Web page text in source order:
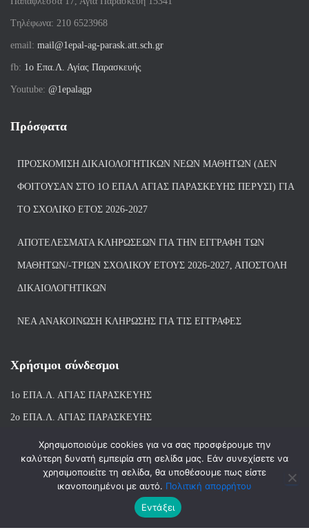
Tηλέφωνα: 210 6523968
email: mail@1epal-ag-parask.att.sch.gr
fb: 1ο Επα.Λ. Αγίας Παρασκευής
Youtube: @1epalagp
Πρόσφατα
ΠΡΟΣΚΌΜΙΣΗ ΔΙΚΑΙΟΛΟΓΗΤΙΚΏΝ ΝΈΩΝ ΜΑΘΗΤΏΝ (ΔΕΝ
ΦΟΙΤΟΎΣΑΝ ΣΤΟ 1Ο ΕΠΑΛ ΑΓΙΑΣ ΠΑΡΑΣΚΕΥΗΣ ΠΈΡΥΣΙ) ΓΙΑ
ΤΟ ΣΧΟΛΙΚΌ ΈΤΟΣ 2026-2027
ΑΠΟΤΕΛΈΣΜΑΤΑ ΚΛΗΡΏΣΕΩΝ ΓΙΑ ΤΗΝ ΕΓΓΡΑΦΉ ΤΩΝ
ΜΑΘΗΤΏΝ/-ΤΡΙΏΝ ΣΧΟΛΙΚΟΎ ΈΤΟΥΣ 2026-2027, ΑΠΟΣΤΟΛΉ
ΔΙΚΑΙΟΛΟΓΗΤΙΚΏΝ
ΝΕΑ ΑΝΑΚΟΙΝΩΣΗ ΚΛΗΡΩΣΗΣ ΓΙΑ ΤΙΣ ΕΓΓΡΑΦΕΣ
Χρήσιμοι σύνδεσμοι
1ο ΕΠΑ.Λ. ΑΓΙΑΣ ΠΑΡΑΣΚΕΥΗΣ
2ο ΕΠΑ.Λ. ΑΓΙΑΣ ΠΑΡΑΣΚΕΥΗΣ
1ο Ε.Κ. ΑΓΙΑΣ ΠΑΡΑΣΚΕΥΗΣ
ΒΙΒΛΙΟΘΗΚΗ 1ου & 2ου ΕΠΑΛ ΑΓΙΑΣ ΠΑΡΑΣΚΕΥΗΣ
Hestia | Αναπτύχθηκε απόThemeIsle
Χρησιμοποιούμε cookies για να σας προσφέρουμε την
καλύτερη δυνατή εμπειρία στη σελίδα μας. Εάν συνεχίσετε να
χρησιμοποιείτε τη σελίδα, θα υποθέσουμε πως είστε
ικανοποιημένοι με αυτό. Πολιτική απορρήτου
Εντάξει